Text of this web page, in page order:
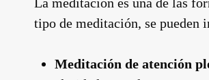
tipo de meditación, se pueden
Meditación de atención